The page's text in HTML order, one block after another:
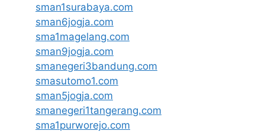
sman1surabaya.com
sman6jogja.com
sma1magelang.com
sman9jogja.com
smanegeri3bandung.com
smasutomo1.com
sman5jogja.com
smanegeri1tangerang.com
sma1purworejo.com